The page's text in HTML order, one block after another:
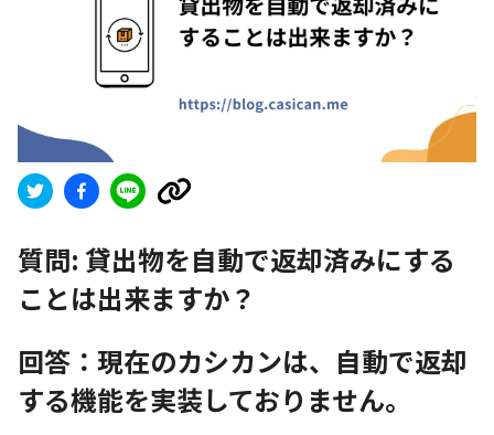
質問: 貸出物を自動で返却済みにする
ことは出来ますか？
回答：現在のカシカンは、自動で返却
する機能を実装しておりません。